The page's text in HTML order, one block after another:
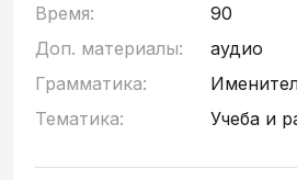
Время:
90
Доп. материалы:
аудио
Грамматика:
Тематика:
Учеба и